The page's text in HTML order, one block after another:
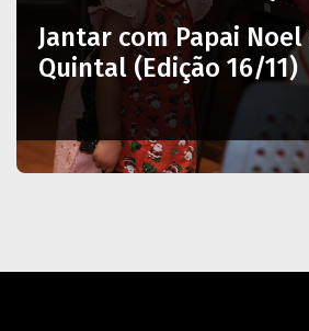
Jantar com Papai
Quintal (Edição 16/11)